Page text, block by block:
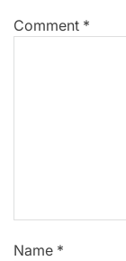
Comment *
Name *